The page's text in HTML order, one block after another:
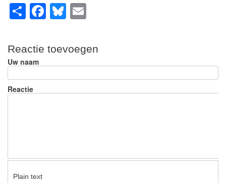
S
ar
e
F
c
e
b
o
Bl
e
sk
y
ail
Reactie toevoegen
Uw naam
Reactie
Plain text